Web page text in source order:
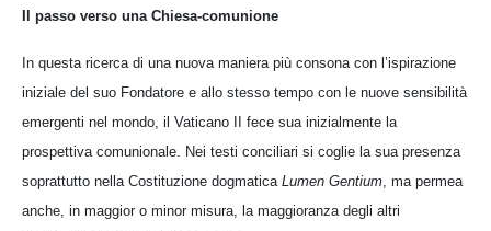
Il passo verso una Chiesa-comunione
In questa ricerca di una nuova maniera più consona con l’ispirazione
iniziale del suo Fondatore e allo stesso tempo con le nuove sensibilità
emergenti nel mondo, il Vaticano II fece sua inizialmente la
prospettiva comunionale. Nei testi conciliari si coglie la sua presenza
soprattutto nella Costituzione dogmatica Lumen Gentium, ma permea
anche, in maggior o minor misura, la maggioranza degli altri